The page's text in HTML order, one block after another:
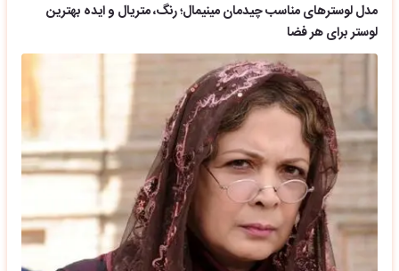
مدل لوسترهای مناسب چیدمان مینیمال؛ رنگ، متریال و ایده بهترین
لوستر برای هر فضا